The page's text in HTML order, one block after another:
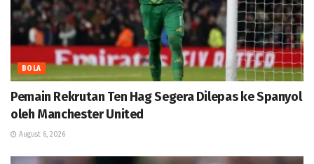
BOLA
Pemain Rekrutan Ten Hag Segera Dilepas ke Spanyol
oleh Manchester United
August 6, 2026